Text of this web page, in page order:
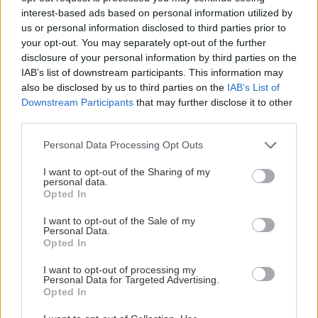
interest-based ads based on personal information utilized by
us or personal information disclosed to third parties prior to
your opt-out. You may separately opt-out of the further
disclosure of your personal information by third parties on the
IAB’s list of downstream participants. This information may
also be disclosed by us to third parties on the IAB’s List of
Downstream Participants that may further disclose it to other
Personal Data Processing Opt Outs
I want to opt-out of the Sharing of my
personal data.
Opted In
I want to opt-out of the Sale of my
Personal Data.
Opted In
I want to opt-out of processing my
Personal Data for Targeted Advertising.
Opted In
12:51
ΚΟΣΜΟΣ
ΗΠΑ: Έντονη ανησυχία για τον μύκητα candida
auris που «αντιστέκεται» στα φάρμακα
12:43
ΠΕΡΙΕΡΓΑ - ΠΑΡΑΞΕΝΑ
Ζευγάρι σε παρεκκλήσι, 100 ευρώ από τον
ιερέα και μια απρόσμενη κατάληξη
12:35
ΤΕΧΝΟΛΟΓΙΑ
Meta: Νέα «καμπάνα» 567 εκατ. δολαρίων -Τα
αυτά τα λεφτά
12:31
ΕΛΛΑΔΑ
Marfin: Προθεσμία έλαβε η 46χρονη - «Είναι
αθώα» λέει ο συνήγορός της